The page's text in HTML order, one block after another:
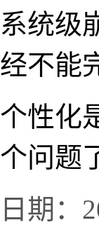
系统级
经不能
个性化
个问题
日期：